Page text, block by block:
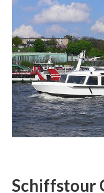
Schiffstour